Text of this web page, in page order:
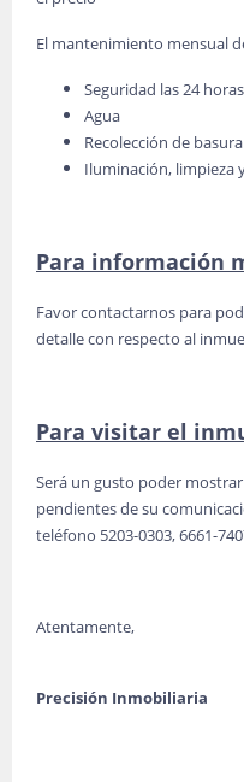
El mantenimiento mensual
Seguridad las 24 horas
Agua
Recolección de basura
Iluminación, limpieza
Para información
Favor contactarnos para
detalle con respecto al
Para visitar el
Será un gusto poder
pendientes de su
teléfono 5203-0303, 6661-
Atentamente,
Precisión Inmobiliaria